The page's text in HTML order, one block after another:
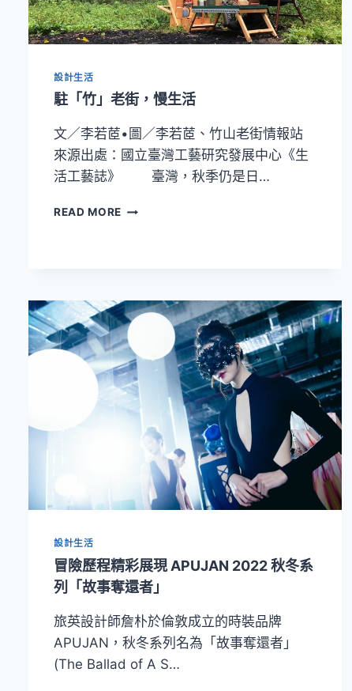
國
人
美
量
的
現
設計生活
駐「竹」老街，慢生活
文／李若茝•圖／李若茝、竹山老街情報站
來源出處：國立臺灣工藝研究發展中心《生
活工藝誌》 臺灣，秋季仍是日…
READ MORE 駐
活
設計生活
冒險歷程精彩展現 APUJAN 2022 秋冬系
列「故事奪還者」
旅英設計師詹朴於倫敦成立的時裝品牌
APUJAN，秋冬系列名為「故事奪還者」
(The Ballad of A S…